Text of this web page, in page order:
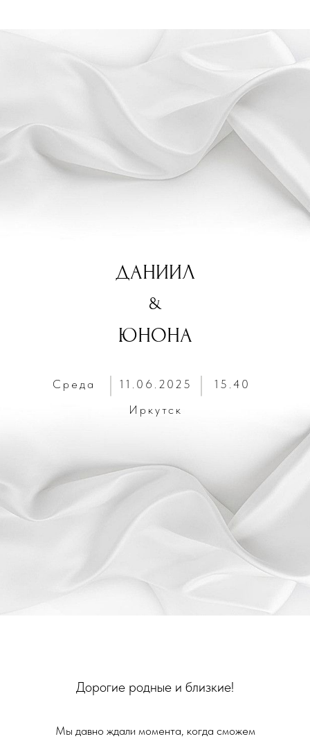
Среда 11.06.2025
15.40
Иркутск
ДАНИИЛ
&
ЮНОНА
Дорогие родные и близкие!
Мы давно ждали момента, когда сможем